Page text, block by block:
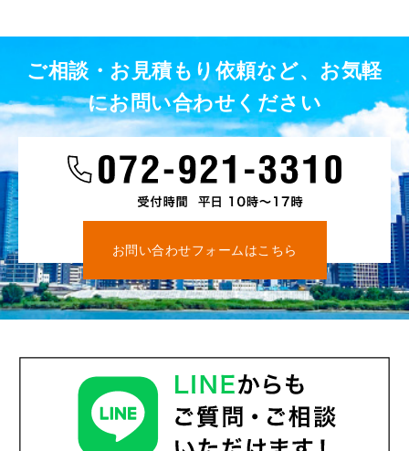
ご相談・お見積もり依頼など、お気軽
にお問い合わせください
お問い合わせフォームはこちら